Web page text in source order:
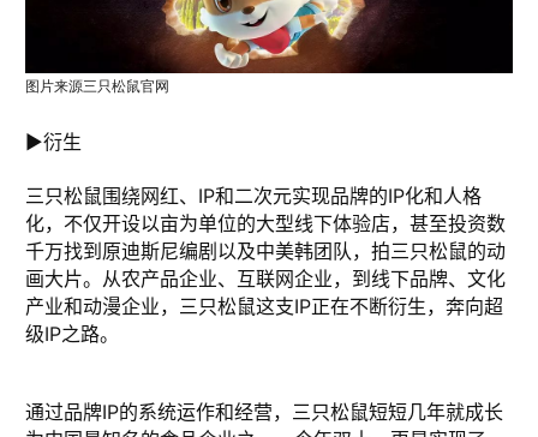
图片来源三只松鼠官网
►衍生
三只松鼠围绕网红、IP和二次元实现品牌的IP化和人格
化，不仅开设以亩为单位的大型线下体验店，甚至投资数
千万找到原迪斯尼编剧以及中美韩团队，拍三只松鼠的动
画大片。从农产品企业、互联网企业，到线下品牌、文化
产业和动漫企业，三只松鼠这支IP正在不断衍生，奔向超
级IP之路。
通过品牌IP的系统运作和经营，三只松鼠短短几年就成长